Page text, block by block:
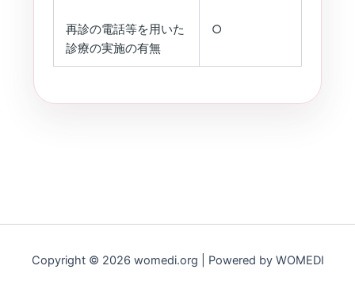
再診の電話等を用いた
診療の実施の有無
○
Copyright © 2026 womedi.org | Powered by WOMEDI